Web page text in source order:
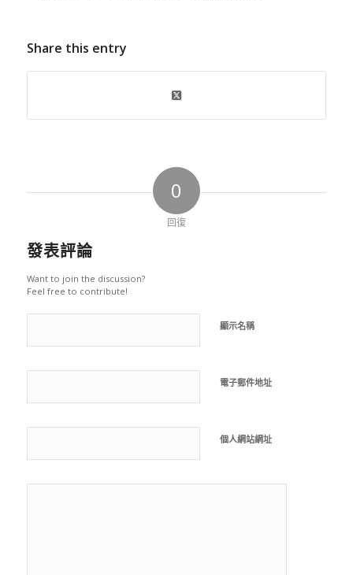
Share this entry
0
回復
發表評論
Want to join the discussion?
Feel free to contribute!
顯示名稱
電子郵件地址
個人網站網址